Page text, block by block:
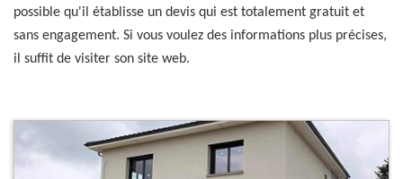
possible qu'il établisse un devis qui est totalement gratuit et
sans engagement. Si vous voulez des informations plus précises,
il suffit de visiter son site web.